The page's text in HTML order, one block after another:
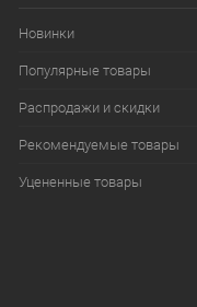
Новинки
Популярные товары
Распродажи и скидки
Рекомендуемые товары
Уцененные товары